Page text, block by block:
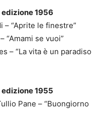
1956
– “Aprite le finestre”
“Amami se vuoi”
– “La vita è un paradiso
1955
Pane – “Buongiorno